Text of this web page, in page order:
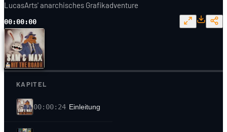
LucasArts' anarchisches Grafikadventure
00:00:00
KAPITEL
00:00:24 Einleitung